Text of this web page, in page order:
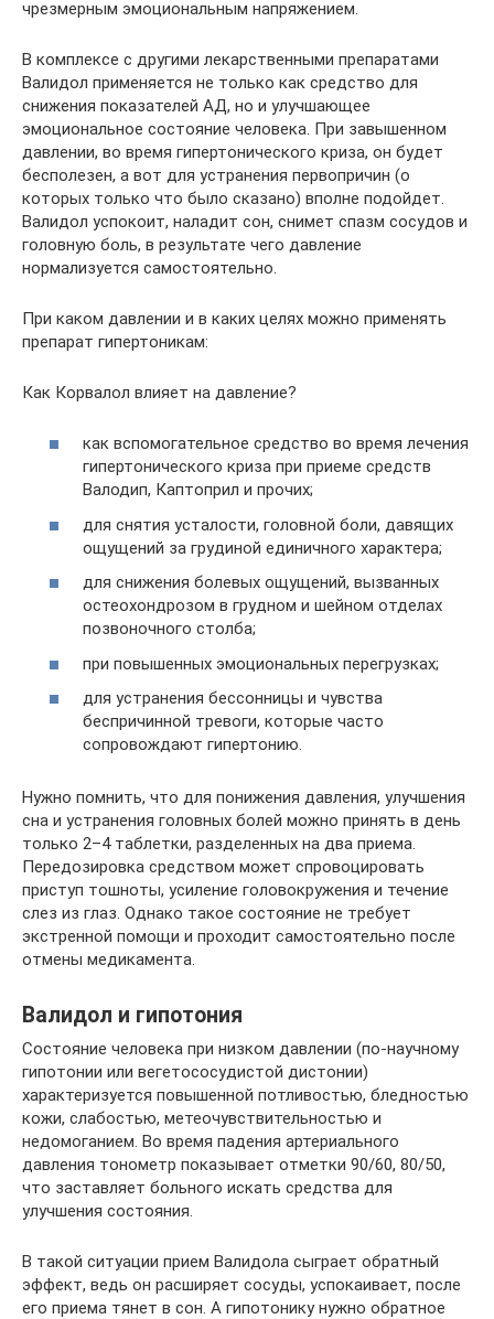
чрезмерным эмоциональным напряжением.
В комплексе с другими лекарственными препаратами
Валидол применяется не только как средство для
снижения показателей АД, но и улучшающее
эмоциональное состояние человека. При завышенном
давлении, во время гипертонического криза, он будет
бесполезен, а вот для устранения первопричин (о
которых только что было сказано) вполне подойдет.
Валидол успокоит, наладит сон, снимет спазм сосудов и
головную боль, в результате чего давление
нормализуется самостоятельно.
При каком давлении и в каких целях можно применять
препарат гипертоникам:
Как Корвалол влияет на давление?
как вспомогательное средство во время лечения
гипертонического криза при приеме средств
Валодип, Каптоприл и прочих;
для снятия усталости, головной боли, давящих
ощущений за грудиной единичного характера;
для снижения болевых ощущений, вызванных
остеохондрозом в грудном и шейном отделах
позвоночного столба;
при повышенных эмоциональных перегрузках;
для устранения бессонницы и чувства
беспричинной тревоги, которые часто
сопровождают гипертонию.
Нужно помнить, что для понижения давления, улучшения
сна и устранения головных болей можно принять в день
только 2–4 таблетки, разделенных на два приема.
Передозировка средством может спровоцировать
приступ тошноты, усиление головокружения и течение
слез из глаз. Однако такое состояние не требует
экстренной помощи и проходит самостоятельно после
отмены медикамента.
Валидол и гипотония
Состояние человека при низком давлении (по-научному
гипотонии или вегетососудистой дистонии)
характеризуется повышенной потливостью, бледностью
кожи, слабостью, метеочувствительностью и
недомоганием. Во время падения артериального
давления тонометр показывает отметки 90/60, 80/50,
что заставляет больного искать средства для
улучшения состояния.
В такой ситуации прием Валидола сыграет обратный
эффект, ведь он расширяет сосуды, успокаивает, после
его приема тянет в сон. А гипотонику нужно обратное